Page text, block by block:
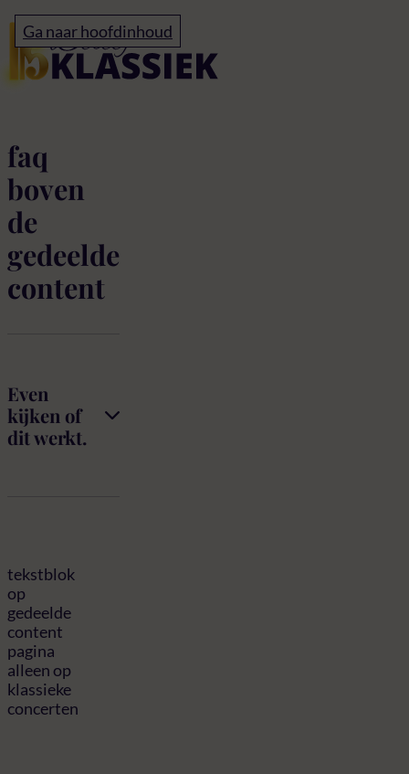
Ga naar hoofdinhoud
Test met shared
faq
boven
de
gedeelde
content
Even
kijken of
dit werkt.
tekstblok
op
gedeelde
content
pagina
alleen op
klassieke
concerten